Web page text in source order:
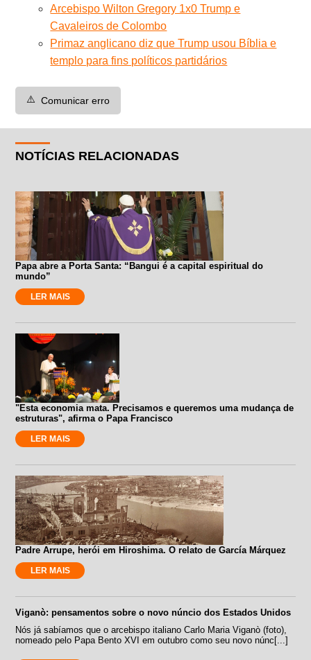
Arcebispo Wilton Gregory 1x0 Trump e
Cavaleiros de Colombo
Primaz anglicano diz que Trump usou Bíblia e
templo para fins políticos partidários
⚠️ Comunicar erro
NOTÍCIAS RELACIONADAS
Papa abre a Porta Santa: “Bangui é a capital espiritual do
mundo”
LER MAIS
"Esta economia mata. Precisamos e queremos uma mudança de
estruturas", afirma o Papa Francisco
LER MAIS
Padre Arrupe, herói em Hiroshima. O relato de García Márquez
LER MAIS
Viganò: pensamentos sobre o novo núncio dos Estados Unidos
Nós já sabíamos que o arcebispo italiano Carlo Maria Viganò (foto),
nomeado pelo Papa Bento XVI em outubro como seu novo núnc[...]